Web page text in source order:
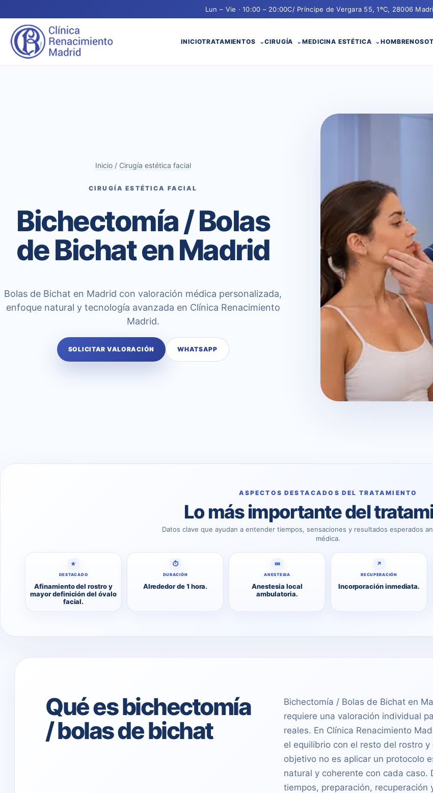
Lun – Vie · 10:00 – 20:00C/ Príncipe de Vergara 55, 1ºC, 28006
INICIOTRATAMIENTOS CIRUGÍA MEDICINA ESTÉTICA HOMBRE
Inicio/ Cirugía estética facial
CIRUGÍA ESTÉTICA FACIAL
Bichectomía / Bolas
de Bichat en Madrid
Bolas de Bichat en Madrid con valoración médica personalizada,
enfoque natural y tecnología avanzada en Clínica Renacimiento
Madrid.
SOLICITAR VALORACIÓN WHATSAPP
ASPECTOS DESTACADOS DEL TRATAMIENTO
Lo más importante del
Datos clave que ayudan a entender tiempos, sensaciones y resultados esperados
médica.
★
DESTACADO
Afinamiento del rostro y
mayor definición del óvalo
facial.
⏱
DURACIÓN
Alrededor de 1 hora.
💤
ANESTESIA
Anestesia local
ambulatoria.
↗
RECUPERACIÓN
Incorporación inmediata.
Qué es bichectomía
/ bolas de bichat
Bichectomía / Bolas de Bichat en
requiere una valoración individual
reales. En Clínica Renacimiento
el equilibrio con el resto del rostro
objetivo no es aplicar un protocolo
natural y coherente con cada caso.
tiempos, preparación,